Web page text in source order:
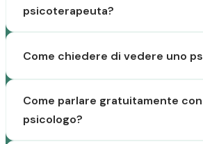
psicoterapeuta?
Come chiedere di vedere uno
Come parlare gratuitamente
psicologo?